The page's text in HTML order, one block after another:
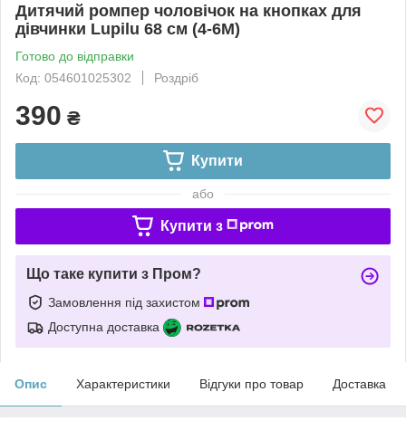
Дитячий ромпер чоловічок на кнопках для
дівчинки Lupilu 68 см (4-6М)
Готово до відправки
Код: 054601025302
Роздріб
390 ₴
Купити
або
Купити з
Що таке купити з Пром?
Замовлення під захистом
Доступна доставка
Опис Характеристики Відгуки про товар Доставка